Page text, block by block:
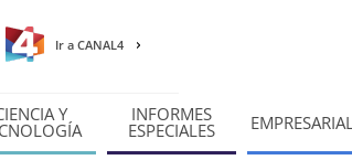
Ir a CANAL4
Y INFORMES
ESPECIALES